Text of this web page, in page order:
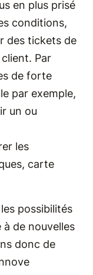
en plus prisé
conditions,
des tickets de
Par
de forte
par exemple,
un ou
les
carte
les possibilités
de nouvelles
donc de